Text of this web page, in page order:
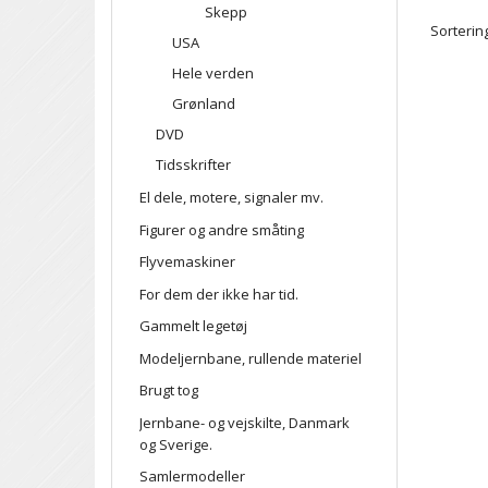
Skepp
USA
Hele verden
Grønland
DVD
Tidsskrifter
El dele, motere, signaler mv.
Figurer og andre småting
Flyvemaskiner
For dem der ikke har tid.
Gammelt legetøj
Modeljernbane, rullende materiel
Brugt tog
Jernbane- og vejskilte, Danmark
og Sverige.
Samlermodeller